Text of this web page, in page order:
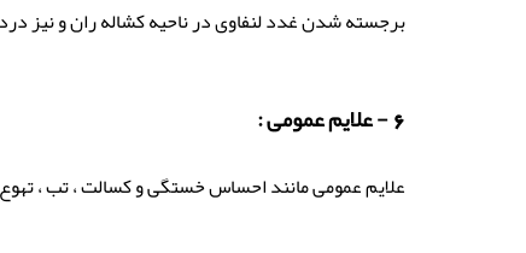
برجسته شدن غدد لنفاوی در ناحیه کشاله ران و نیز
6 - علایم عمومی :
علایم عمومی مانند احساس خستگی و کسالت ، تب ،